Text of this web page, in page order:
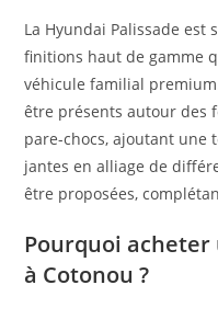
La Hyundai Palissade est
finitions haut de gamme
véhicule familial
être présents autour des
pare-chocs, ajoutant une
jantes en alliage de
être proposées,
Pourquoi acheter
à Cotonou ?